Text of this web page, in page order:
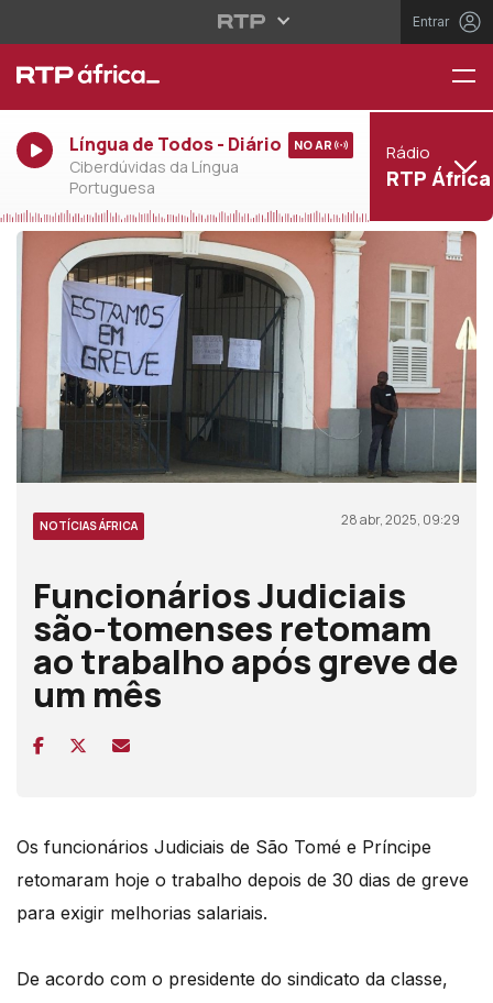
Entrar
Língua de Todos - Diário
Ciberdúvidas da Língua
Portuguesa
NO AR Rádio
RTP África
NOTÍCIAS ÁFRICA 28 abr, 2025, 09:29
Funcionários Judiciais
são-tomenses retomam
ao trabalho após greve de
um mês
Os funcionários Judiciais de São Tomé e Príncipe
retomaram hoje o trabalho depois de 30 dias de greve
para exigir melhorias salariais.
De acordo com o presidente do sindicato da classe,